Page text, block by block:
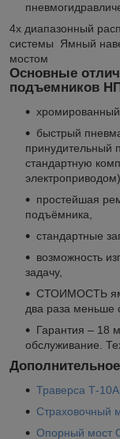
4х диапазонный
системы Ямный
мостом
Основные
подъемников
быстрый
принудительный
стандартную
электроприводом),
простейшая
подъёмника,
стандартные
возможность
задачу,
СТОИМОСТЬ
два раза меньше
Гарантия – 18
обслуживание.
Траверса Т-10А,
Страховочный
Опорный мост